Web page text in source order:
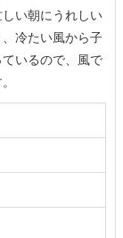
しい朝にうれしい
冷たい風から子
いるので、風で